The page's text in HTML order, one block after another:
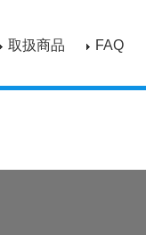
取扱商品 FAQ